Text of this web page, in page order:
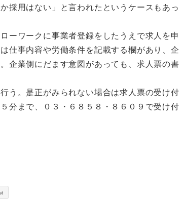
採用はない」と言われたというケースもあっ
ーワークに事業者登録をしたうえで求人を申
仕事内容や労働条件を記載する欄があり、企
企業側にだます意図があっても、求人票の書
う。是正がみられない場合は求人票の受け付
分まで、０３・６８５８・８６０９で受け付